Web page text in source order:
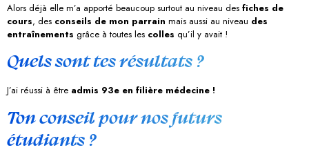
Alors déjà elle m’a apporté beaucoup surtout au niveau des fiches de
cours, des conseils de mon parrain mais aussi au niveau des
entraînements grâce à toutes les colles qu’il y avait !
Quels sont tes résultats ?
J’ai réussi à être admis 93e en filière médecine !
Ton conseil pour nos futurs
étudiants ?